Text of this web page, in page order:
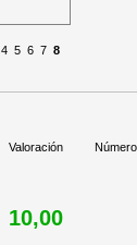
4 5 6 7 8
Valoración
10,00